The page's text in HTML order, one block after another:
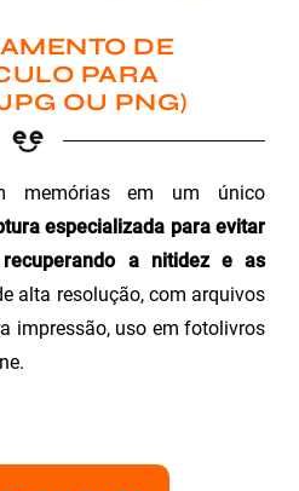
DE
PARA
OU PNG)
memórias em um único
especializada para evitar
a nitidez e as
alta resolução, com arquivos
impressão, uso em fotolivros